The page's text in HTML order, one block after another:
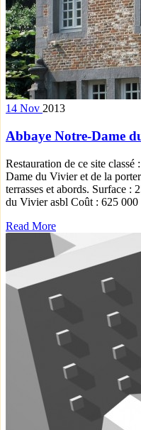
14 Nov 2013
Abbaye Notre-Dame
Restauration de ce site
Dame du Vivier et de la
terrasses et abords. Surface :
du Vivier asbl Coût : 625 000
Read More